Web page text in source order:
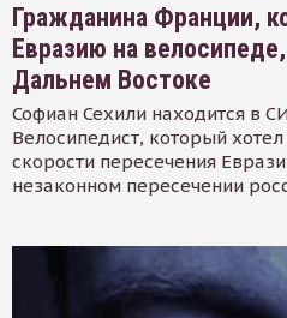
Гражданина Франции,
Евразию на
Дальнем Востоке
Софиан Сехили находится в
Велосипедист, который
скорости пересечения
незаконном пересечении